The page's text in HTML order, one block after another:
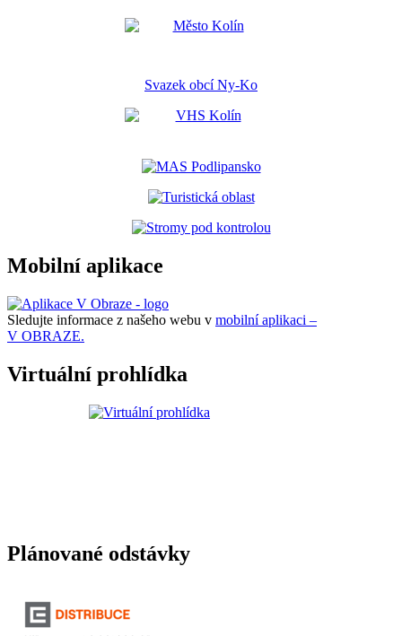
Svazek obcí Ny-Ko
Mobilní aplikace
Sledujte informace z našeho webu v mobilní aplikaci –
V OBRAZE.
Virtuální prohlídka
Plánované odstávky